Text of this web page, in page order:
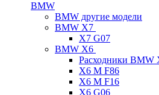
BMW
BMW другие модели
BMW X7
X7 G07
BMW X6
Расходники BMW
X6 M F86
X6 M F16
X6 G06